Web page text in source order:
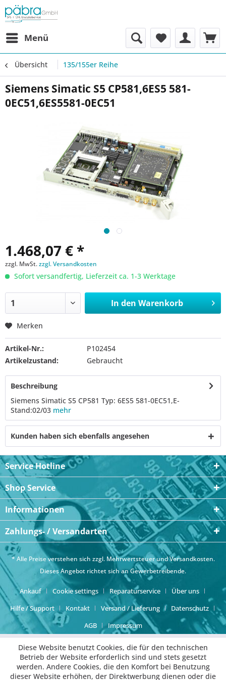
Menü
Übersicht 135/155er Reihe
Siemens Simatic S5 CP581,6ES5 581-
0EC51,6ES5581-0EC51
1.468,07 € *
zzgl. MwSt.zzgl. Versandkosten
Sofort versandfertig, Lieferzeit ca. 1-3 Werktage
In den Warenkorb
Merken
Artikel-Nr.:
P102454
Artikelzustand:
Gebraucht
Beschreibung
Siemens Simatic S5 CP581 Typ: 6ES5 581-0EC51,E-
Stand:02/03 mehr
Kunden haben sich ebenfalls angesehen
Service Hotline
Shop Service
Informationen
Zahlungs- / Versandarten
* Alle Preise verstehen sich zzgl. Mehrwertsteuer undVersandkosten.
Dieses Angebot richtet sich an Gewerbetreibende.
Ankauf Cookie settings Reparaturservice
Über uns
Hilfe / Support
Kontakt Versand / Lieferung
Datenschutz
AGB
Impressum
Diese Website benutzt Cookies, die für den technischen
Betrieb der Website erforderlich sind und stets gesetzt
werden. Andere Cookies, die den Komfort bei Benutzung
dieser Website erhöhen, der Direktwerbung dienen oder die